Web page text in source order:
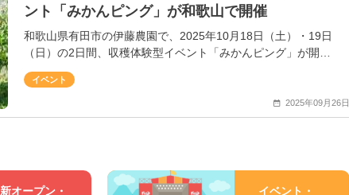
ント「みかんピング」が和歌山で開催
和歌山県有田市の伊藤農園で、2025年10月18日（土）・19日
（日）の2日間、収穫体験型イベント「みかんピング」が開…
イベント
2025年09月26日
新オープン・ イベント・